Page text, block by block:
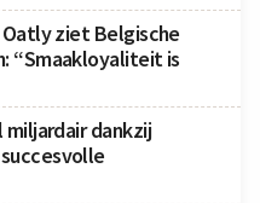
ziet Belgische
“Smaakloyaliteit is
dankzij
succesvolle